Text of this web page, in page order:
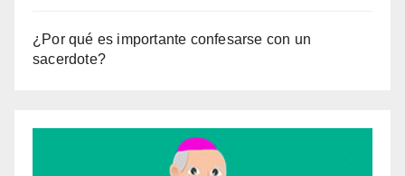
¿Por qué es importante confesarse con un
sacerdote?